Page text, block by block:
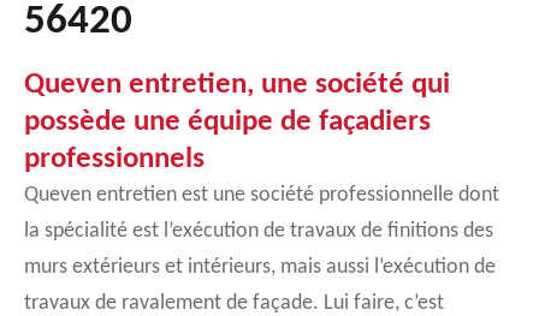
56420
Queven entretien, une société qui
possède une équipe de façadiers
professionnels
Queven entretien est une société professionnelle dont
la spécialité est l’exécution de travaux de finitions des
murs extérieurs et intérieurs, mais aussi l’exécution de
travaux de ravalement de façade. Lui faire, c’est